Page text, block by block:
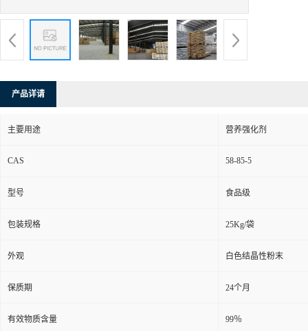
产品详请
主要用途 营养强化剂
CAS 58-85-5
型号 食品级
包装规格 25Kg/袋
外观 白色结晶性粉末
保质期 24个月
有效物质含量 99％